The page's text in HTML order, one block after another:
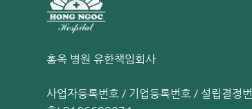
홍옥 병원 유한책임회사
사업자등록번호 / 기업등록번호 / 설립결정번